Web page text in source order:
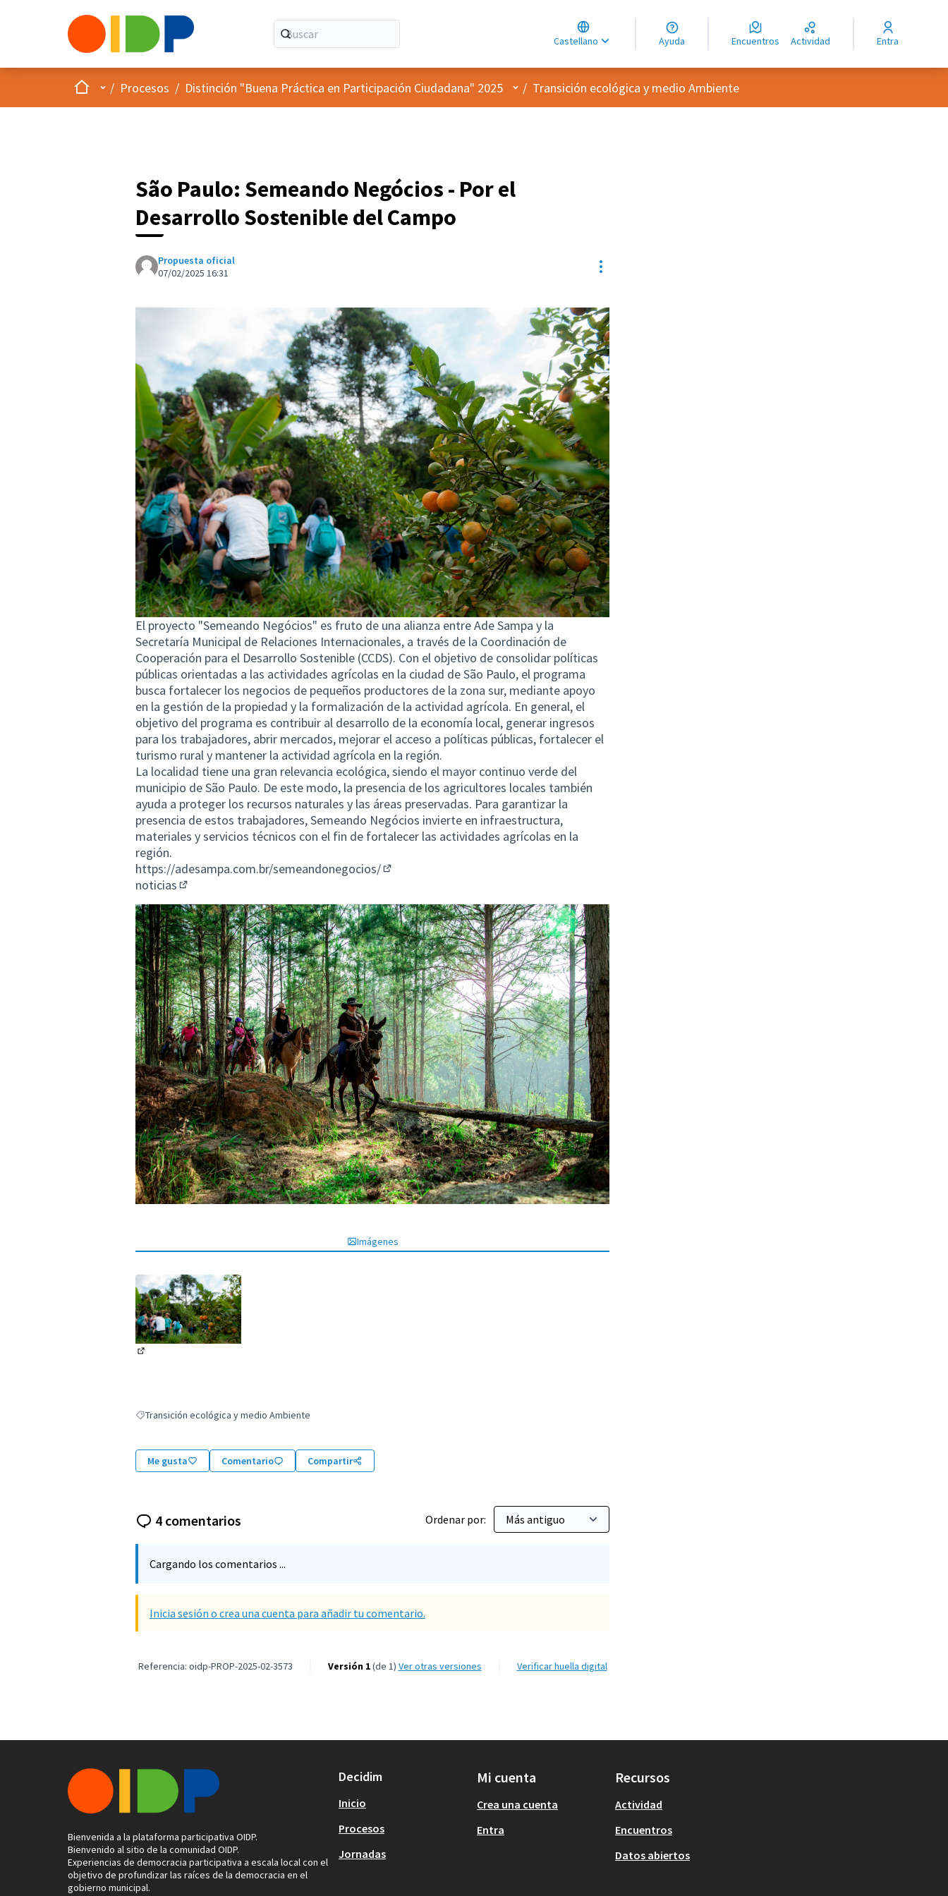
Castellano
Choose language
Choisir la langue
Elegir el idioma
Ayuda Encuentros Actividad Entra
InicioMenú principal
/ Procesos / Distinción "Buena Práctica en Participación Ciudadana" 2025 Menú de usuario
/ Transición ecológica y medio Ambiente
São Paulo: Semeando Negócios - Por el
Desarrollo Sostenible del Campo
Propuesta oficial
07/02/2025 16:31
Controles de recursos
El proyecto "Semeando Negócios" es fruto de una alianza entre Ade Sampa y la
Secretaría Municipal de Relaciones Internacionales, a través de la Coordinación de
Cooperación para el Desarrollo Sostenible (CCDS). Con el objetivo de consolidar políticas
públicas orientadas a las actividades agrícolas en la ciudad de São Paulo, el programa
busca fortalecer los negocios de pequeños productores de la zona sur, mediante apoyo
en la gestión de la propiedad y la formalización de la actividad agrícola. En general, el
objetivo del programa es contribuir al desarrollo de la economía local, generar ingresos
para los trabajadores, abrir mercados, mejorar el acceso a políticas públicas, fortalecer el
turismo rural y mantener la actividad agrícola en la región.
La localidad tiene una gran relevancia ecológica, siendo el mayor continuo verde del
municipio de São Paulo. De este modo, la presencia de los agricultores locales también
ayuda a proteger los recursos naturales y las áreas preservadas. Para garantizar la
presencia de estos trabajadores, Semeando Negócios invierte en infraestructura,
materiales y servicios técnicos con el fin de fortalecer las actividades agrícolas en la
región.
https://adesampa.com.br/semeandonegocios/
noticias
Imágenes
Resultados al filtrar por: Transición ecológica y medio Ambiente
Transición ecológica y medio Ambiente
Me gusta Comentario Compartir
4 comentarios Ordenar por:
Cargando los comentarios ...
Inicia sesión o crea una cuenta para añadir tu comentario.
Referencia: oidp-PROP-2025-02-3573 Versión 1(de 1) ver otras versiones Verificar huella digital
Bienvenida a la plataforma participativa OIDP.
Bienvenido al sitio de la comunidad OIDP.
Experiencias de democracia participativa a escala local con el
objetivo de profundizar las raíces de la democracia en el
gobierno municipal.
Decidim
Inicio
Procesos
Jornadas
Mi cuenta
Crea una cuenta
Entra
Recursos
Actividad
Encuentros
Datos abiertos